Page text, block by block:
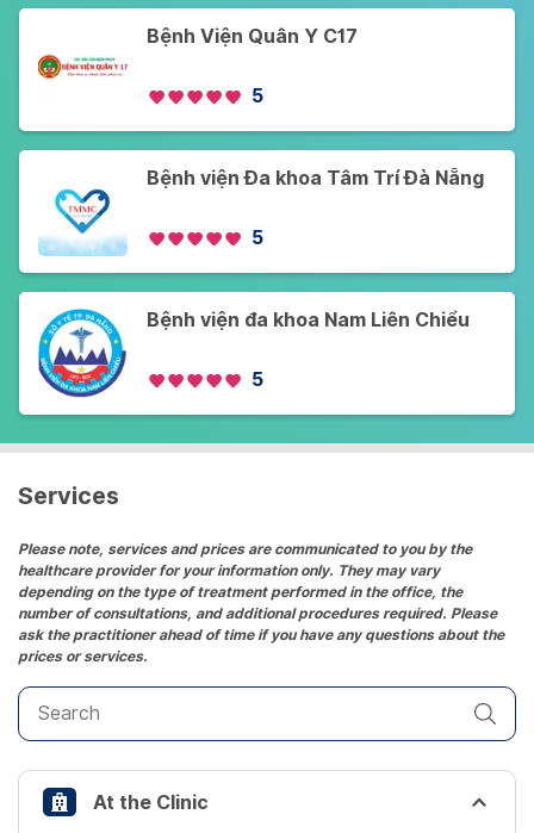
Bệnh Viện Quân Y C17
5
Bệnh viện Đa khoa Tâm Trí Đà Nẵng
5
Bệnh viện đa khoa Nam Liên Chiểu
5
Services
Please note, services and prices are communicated to you by the
healthcare provider for your information only. They may vary
depending on the type of treatment performed in the office, the
number of consultations, and additional procedures required. Please
ask the practitioner ahead of time if you have any questions about the
prices or services.
At the Clinic